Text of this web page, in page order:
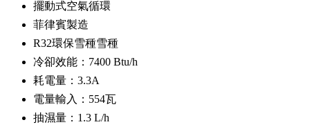
擺動式空氣循環
菲律賓製造
R32環保雪種雪種
冷卻效能：7400 Btu/h
耗電量：3.3A
電量輸入：554瓦
抽濕量：1.3 L/h